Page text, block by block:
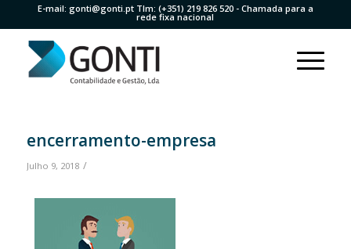
E-mail: gonti@gonti.ptTlm: (+351) 219 826 520- Chamada para a
rede fixa nacional
encerramento-empresa
Julho 9, 2018 /